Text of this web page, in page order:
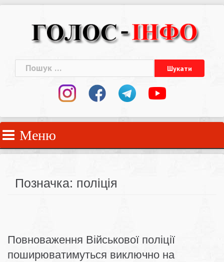
Пошук:
Меню
Позначка: поліція
Повноваження Військової поліції
поширюватимуться виключно на